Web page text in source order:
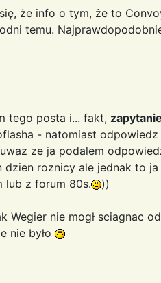
że info o tym, że to
temu.
tego posta i... fakt,
- natomiast
ze ja podalem
dzien roznicy ale jednak to
lub z forum 80s.
))
Wegier nie mogł sciagnac
nie było